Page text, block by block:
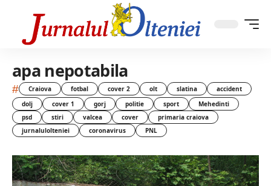
apa nepotabila
# Craiova fotbal cover 2 olt slatina
accident
dolj
cover 1 gorj politie sport
Mehedinti
psd
stiri valcea cover
primaria craiova
jurnalulolteniei
coronavirus PNL